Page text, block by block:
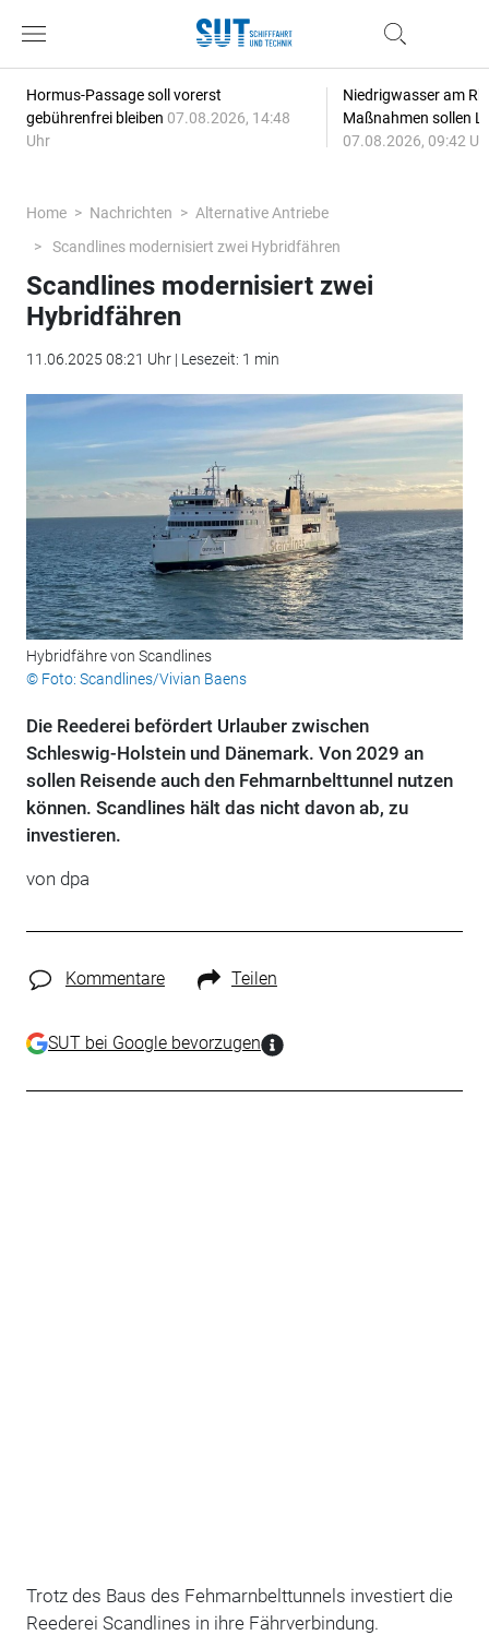
Hormus-Passage soll vorerst
gebührenfrei bleiben 07.08.2026, 14:48
Uhr
Niedrigwasser am
Maßnahmen sollen
07.08.2026, 09:42
Home Nachrichten
Alternative Antriebe
Scandlines modernisiert zwei Hybridfähren
Scandlines modernisiert zwei
Hybridfähren
11.06.2025 08:21 Uhr | Lesezeit: 1 min
Hybridfähre von Scandlines
© Foto: Scandlines/Vivian Baens
Die Reederei befördert Urlauber zwischen
Schleswig-Holstein und Dänemark. Von 2029 an
sollen Reisende auch den Fehmarnbelttunnel nutzen
können. Scandlines hält das nicht davon ab, zu
investieren.
von dpa
Kommentare Teilen
SUT bei Google bevorzugen
Trotz des Baus des Fehmarnbelttunnels investiert die
Reederei Scandlines in ihre Fährverbindung.